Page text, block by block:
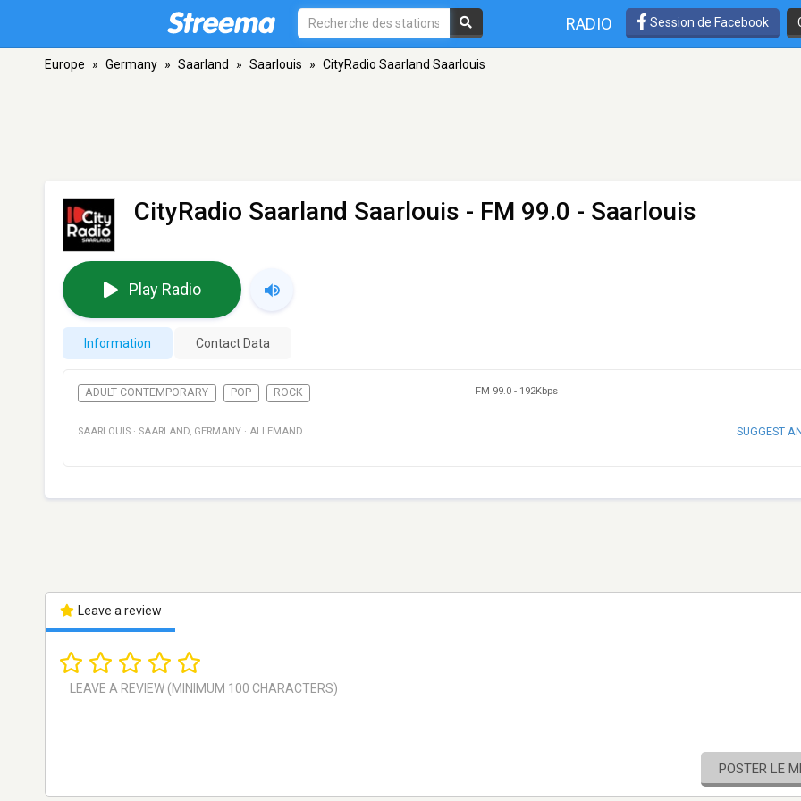
RADIO Session de Facebook
Europe » Germany » Saarland » Saarlouis » CityRadio Saarland Saarlouis
CityRadio Saarland Saarlouis - FM 99.0 - Saarlouis
Play Radio
Information Contact Data
ADULT CONTEMPORARY POP ROCK FM 99.0 - 192Kbps
SAARLOUIS · SAARLAND, GERMANY · ALLEMAND SUGGEST
Leave a review
POSTER LE